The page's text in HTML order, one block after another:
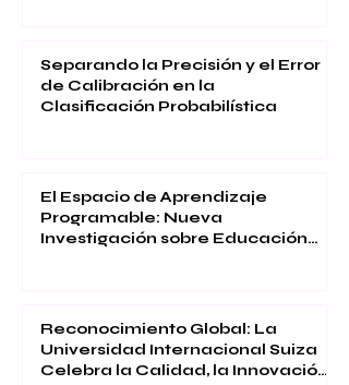
Separando la Precisión y el Error
de Calibración en la
Clasificación Probabilística
El Espacio de Aprendizaje
Programable: Nueva
Investigación sobre Educación
Reconocimiento Global: La
Universidad Internacional Suiza
Celebra la Calidad, la Innovación